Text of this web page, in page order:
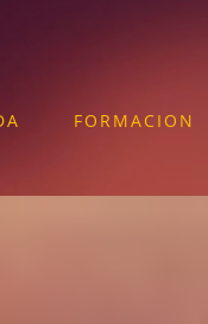
FORMACION